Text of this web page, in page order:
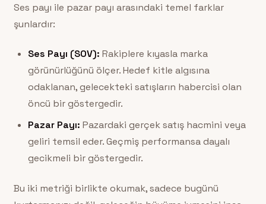
Ses payı ile pazar payı arasındaki temel farklar
şunlardır:
Ses Payı (SOV): Rakiplere kıyasla marka
görünürlüğünü ölçer. Hedef kitle algısına
odaklanan, gelecekteki satışların habercisi olan
öncü bir göstergedir.
Pazar Payı: Pazardaki gerçek satış hacmini veya
geliri temsil eder. Geçmiş performansa dayalı
gecikmeli bir göstergedir.
Bu iki metriği birlikte okumak, sadece bugünü